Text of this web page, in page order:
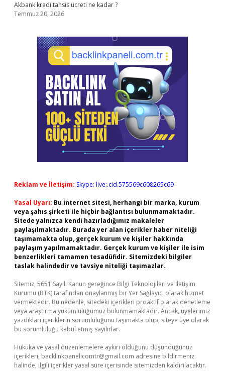
Akbank kredi tahsis ücreti ne kadar ?
Temmuz 20, 2026
Reklam ve İletişim: Skype: live:.cid.575569c608265c69
Yasal Uyarı: Bu internet sitesi, herhangi bir marka, kurum
veya şahıs şirketi ile hiçbir bağlantısı bulunmamaktadır.
Sitede yalnızca kendi hazırladığımız makaleler
paylaşılmaktadır. Burada yer alan içerikler haber niteliği
taşımamakta olup, gerçek kurum ve kişiler hakkında
paylaşım yapılmamaktadır. Gerçek kurum ve kişiler ile isim
benzerlikleri tamamen tesadüfidir. Sitemizdeki bilgiler
taslak halindedir ve tavsiye niteliği taşımazlar.
Sitemiz, 5651 Sayılı Kanun gereğince Bilgi Teknolojileri ve İletişim
Kurumu (BTK) tarafından onaylanmış bir Yer Sağlayıcı olarak hizmet
vermektedir. Bu nedenle, sitedeki içerikleri proaktif olarak denetleme
veya araştırma yükümlülüğümüz bulunmamaktadır. Ancak, üyelerimiz
yazdıkları içeriklerin sorumluluğunu taşımakta olup, siteye üye olarak
bu sorumluluğu kabul etmiş sayılırlar.
Hukuka ve yasal düzenlemelere aykırı olduğunu düşündüğünüz
içerikleri, backlinkpanelicomtr@gmail.com adresine bildirmeniz
halinde, ilgili içerikler yasal süre içerisinde sitemizden kaldırılacaktır.